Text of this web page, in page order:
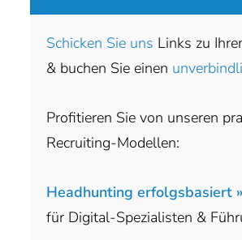
Schicken Sie uns Links zu
& buchen Sie einen
Profitieren Sie von unseren
Recruiting-Modellen:
Headhunting erfolgsbasiert »
für Digital-Spezialisten &